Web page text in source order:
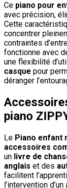
Ce piano pour
avec précision,
Cette
concentrer
contraintes
fonctionne avec
une flexibilité
casque pour
déranger
piano
Le Piano enfant
accessoires
un livre de
anglais et des
facilitent
l’intervention